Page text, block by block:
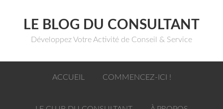
LE BLOG DU CONSULTANT
Développez Votre Activité de Conseil & Service
ACCUEIL COMMENCEZ-ICI !